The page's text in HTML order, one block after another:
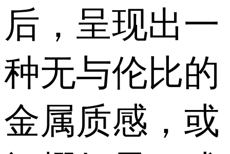
后，呈现出一
种无与伦比的
金属质感，或